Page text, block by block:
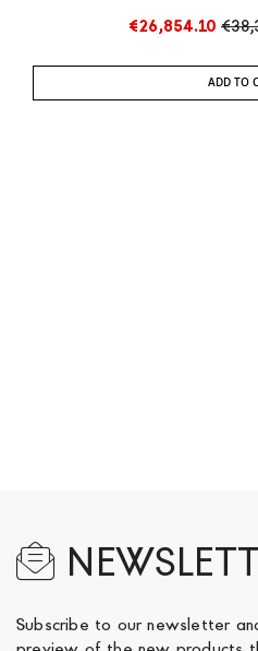
€26,854.10
ADD TO
Subscribe to our newsletter